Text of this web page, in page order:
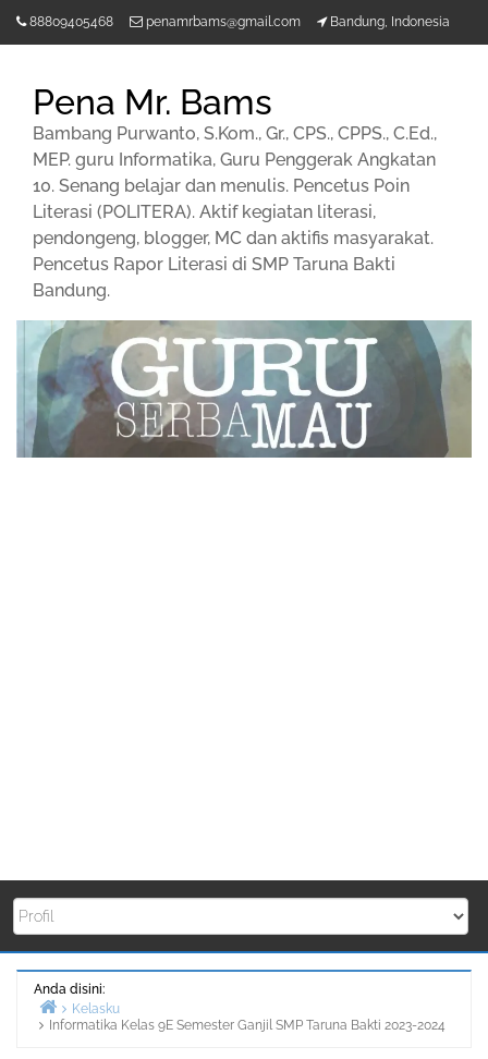
88809405468 penamrbams@gmail.com Bandung, Indonesia
Pena Mr. Bams
Bambang Purwanto, S.Kom., Gr., CPS., CPPS., C.Ed.,
MEP. guru Informatika, Guru Penggerak Angkatan
10. Senang belajar dan menulis. Pencetus Poin
Literasi (POLITERA). Aktif kegiatan literasi,
pendongeng, blogger, MC dan aktifis masyarakat.
Pencetus Rapor Literasi di SMP Taruna Bakti
Bandung.
Anda disini:
Beranda
Kelasku
Informatika Kelas 9E Semester Ganjil SMP Taruna Bakti 2023-2024